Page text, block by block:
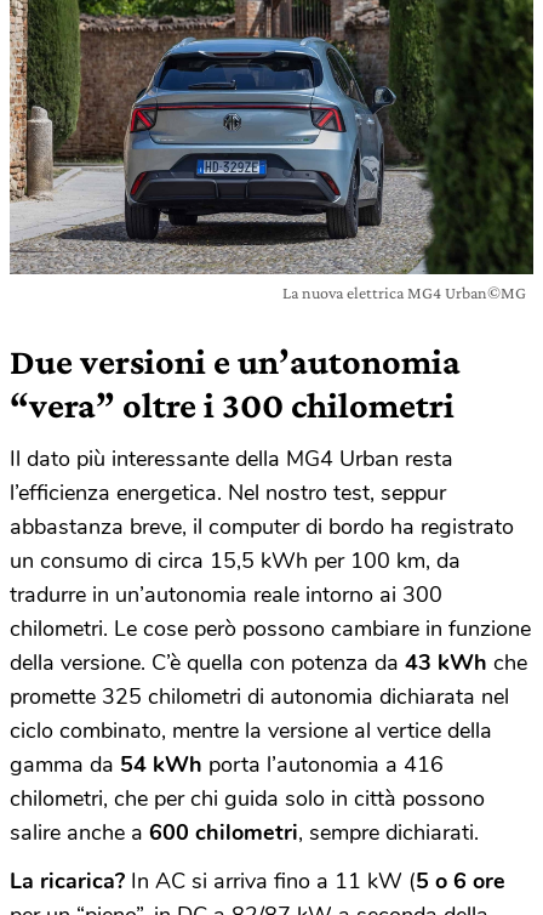
La nuova elettrica MG4 Urban©MG
Due versioni e un’autonomia
“vera” oltre i 300 chilometri
Il dato più interessante della MG4 Urban resta
l’efficienza energetica. Nel nostro test, seppur
abbastanza breve, il computer di bordo ha registrato
un consumo di circa 15,5 kWh per 100 km, da
tradurre in un’autonomia reale intorno ai 300
chilometri. Le cose però possono cambiare in funzione
della versione. C’è quella con potenza da 43 kWh che
promette 325 chilometri di autonomia dichiarata nel
ciclo combinato, mentre la versione al vertice della
gamma da 54 kWh porta l’autonomia a 416
chilometri, che per chi guida solo in città possono
salire anche a 600 chilometri, sempre dichiarati.
La ricarica? In AC si arriva fino a 11 kW (5 o 6 ore